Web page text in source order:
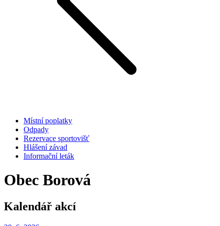
Místní poplatky
Odpady
Rezervace sportovišť
Hlášení závad
Informační leták
Obec Borová
Kalendář akcí